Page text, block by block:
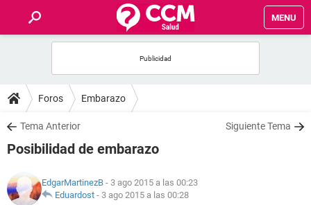
MENU
FOROS
SALUD
NUTRICIÓN
Foros Embarazo
Tema Anterior Siguiente Tema
Posibilidad de embarazo
EdgarMartinezB - 3 ago 2015 a las 00:23
Eduardost - 3 ago 2015 a las 00:28